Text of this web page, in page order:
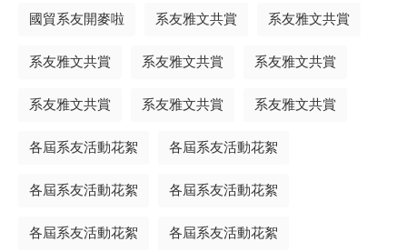
國貿系友開麥啦 系友雅文共賞 系友雅文共賞
系友雅文共賞 系友雅文共賞 系友雅文共賞
系友雅文共賞 系友雅文共賞 系友雅文共賞
各屆系友活動花絮 各屆系友活動花絮
各屆系友活動花絮 各屆系友活動花絮
各屆系友活動花絮 各屆系友活動花絮